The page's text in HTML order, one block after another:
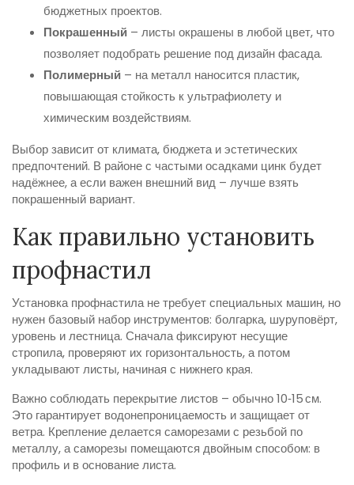
бюджетных проектов.
Покрашенный – листы окрашены в любой цвет, что
позволяет подобрать решение под дизайн фасада.
Полимерный – на металл наносится пластик,
повышающая стойкость к ультрафиолету и
химическим воздействиям.
Выбор зависит от климата, бюджета и эстетических
предпочтений. В районе с частыми осадками цинк будет
надёжнее, а если важен внешний вид – лучше взять
покрашенный вариант.
Как правильно установить
профнастил
Установка профнастила не требует специальных машин, но
нужен базовый набор инструментов: болгарка, шуруповёрт,
уровень и лестница. Сначала фиксируют несущие
стропила, проверяют их горизонтальность, а потом
укладывают листы, начиная с нижнего края.
Важно соблюдать перекрытие листов – обычно 10‑15 см.
Это гарантирует водонепроницаемость и защищает от
ветра. Крепление делается саморезами с резьбой по
металлу, а саморезы помещаются двойным способом: в
профиль и в основание листа.